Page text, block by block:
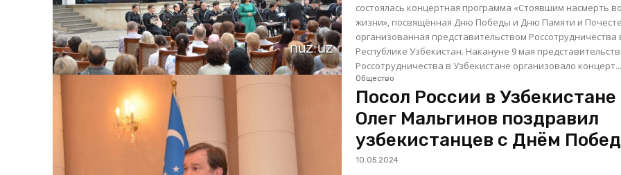
состоялась концертная программа «Стоявшим насмерть
жизни», посвящённая Дню Победы и Дню Памяти и
организованная представительством Россотрудничества
Республике Узбекистан. Накануне 9 мая представительство
Россотрудничества в Узбекистане организовало
Общество
Посол России в Узбекистане
Олег Мальгинов поздравил
узбекистанцев с Днём
10.05.2024